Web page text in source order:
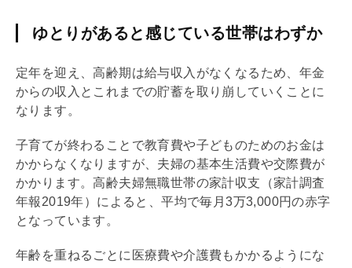
ゆとりがあると感じている世帯はわずか
定年を迎え、高齢期は給与収入がなくなるため、年金
からの収入とこれまでの貯蓄を取り崩していくことに
なります。
子育てが終わることで教育費や子どものためのお金は
かからなくなりますが、夫婦の基本生活費や交際費が
かかります。高齢夫婦無職世帯の家計収支（家計調査
年報2019年）によると、平均で毎月3万3,000円の赤字
となっています。
年齢を重ねるごとに医療費や介護費もかかるようにな